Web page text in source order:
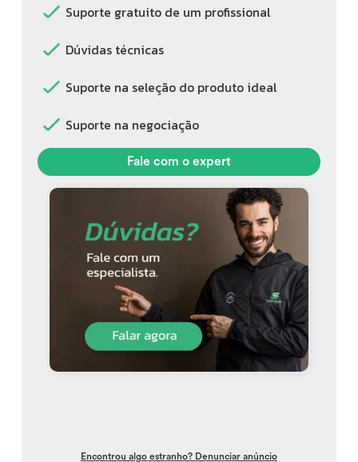
Suporte gratuito de um profissional
Dúvidas técnicas
Suporte na seleção do produto ideal
Suporte na negociação
Fale com o expert
Encontrou algo estranho? Denunciar anúncio